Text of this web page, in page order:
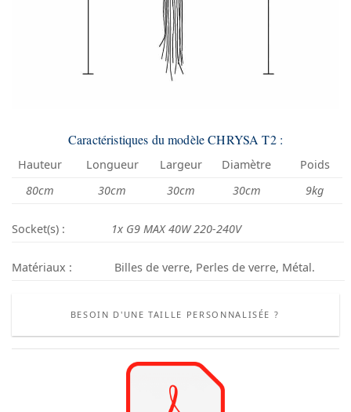
Caractéristiques du modèle CHRYSA T2 :
Hauteur Longueur Largeur Diamètre
Poids
80cm
30cm 30cm 30cm 9kg
Socket(s) : 1x G9 MAX 40W 220-240V
Matériaux : Billes de verre, Perles de verre, Métal.
BESOIN D'UNE TAILLE PERSONNALISÉE ?